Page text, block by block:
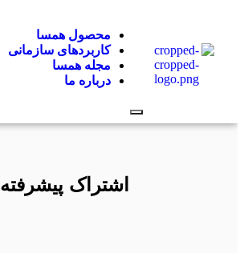
محصول همسا
کاربردهای سازمانی
مجله همسا
درباره ما
Hamburger Toggle Menu
اشتراک پیشرفته